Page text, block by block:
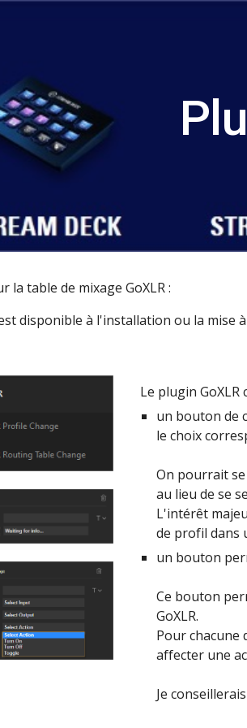
la table de mixage GoXLR :
disponible à l'installation ou la mise
Le plugin
un bouton de
le choix
On pourrait
au lieu de se
L'intérêt
de profil dans
un bouton
Ce bouton
GoXLR.
Pour
affecter une
Je